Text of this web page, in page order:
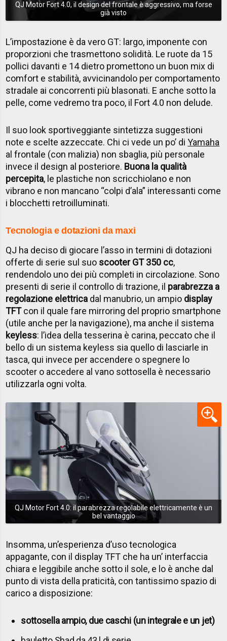
QJ Motor Fort 4.0, il design del frontale è aggressivo, ma forse
già visto
L’impostazione è da vero GT: largo, imponente con
proporzioni che trasmettono solidità. Le ruote da 15
pollici davanti e 14 dietro promettono un buon mix di
comfort e stabilità, avvicinandolo per comportamento
stradale ai concorrenti più blasonati. E anche sotto la
pelle, come vedremo tra poco, il Fort 4.0 non delude.
Il suo look sportiveggiante sintetizza suggestioni
note e scelte azzeccate. Chi ci vede un po’ diYamaha
al frontale (con malizia) non sbaglia, più personale
invece il design al posteriore. Buona la qualità
percepita, le plastiche non scricchiolano e non
vibrano e non mancano “colpi d’ala” interessanti come
i blocchetti retroilluminati.
Tecnologia e dotazioni da maxi
QJ ha deciso di giocare l’asso in termini di dotazioni
offerte di serie sul suo scooter GT 350 cc,
rendendolo uno dei più completi in circolazione. Sono
presenti di serie il controllo di trazione, il parabrezza a
regolazione elettrica dal manubrio, un ampio display
TFTcon il quale fare mirroring del proprio smartphone
(utile anche per la navigazione), ma anche il sistema
keyless: l’idea della tesserina è carina, peccato che il
bello di un sistema keyless sia quello di lasciarle in
tasca, qui invece per accendere o spegnere lo
scooter o accedere al vano sottosella è necessario
utilizzarla ogni volta.
QJ Motor Fort 4.0: il parabrezza regolabile elettricamente è un
bel vantaggio
Insomma, un’esperienza d’uso tecnologica
appagante, con il display TFT che ha un’ interfaccia
chiara e leggibile anche sotto il sole, e lo è anche dal
punto di vista della praticità, con tantissimo spazio di
carico a disposizione:
sottosella ampio, due caschi (un integrale e un jet)